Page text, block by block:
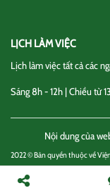
LỊCH LÀM VIỆC
Lịch làm việc tất cả các
Sáng 8h - 12h | Chiều từ
Nội dung của
2022 © Bản quyền thuộc về